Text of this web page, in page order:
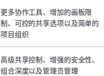
更多协作工具、增加的画板限
制、可控的共享选项以及简单的
项目组织
高级共享控制、增强的安全性、
组合深度以及管理员管理